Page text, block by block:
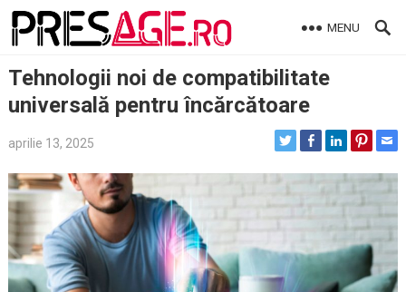
Skip
MENU
Tehnologii noi de compatibilitate
universală pentru încărcătoare
aprilie 13, 2025